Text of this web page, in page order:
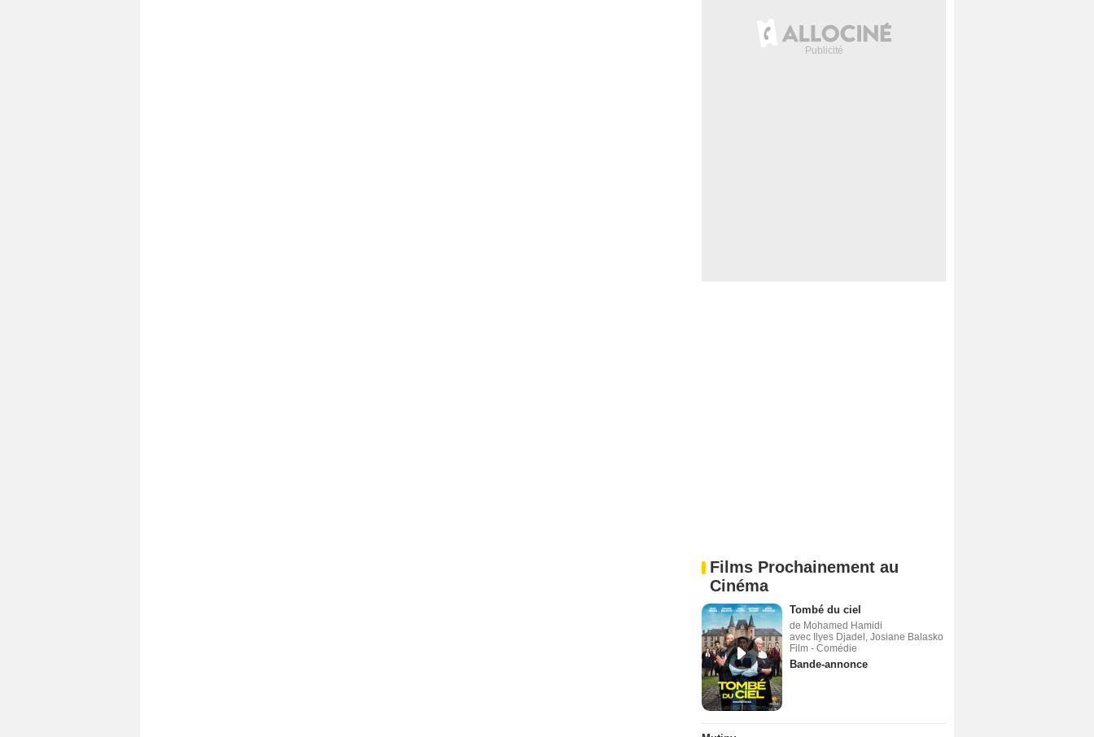
Films Prochainement au
Cinéma
Tombé du ciel
de Mohamed Hamidi
avec Ilyes Djadel, Josiane Balasko
Film - Comédie
Bande-annonce